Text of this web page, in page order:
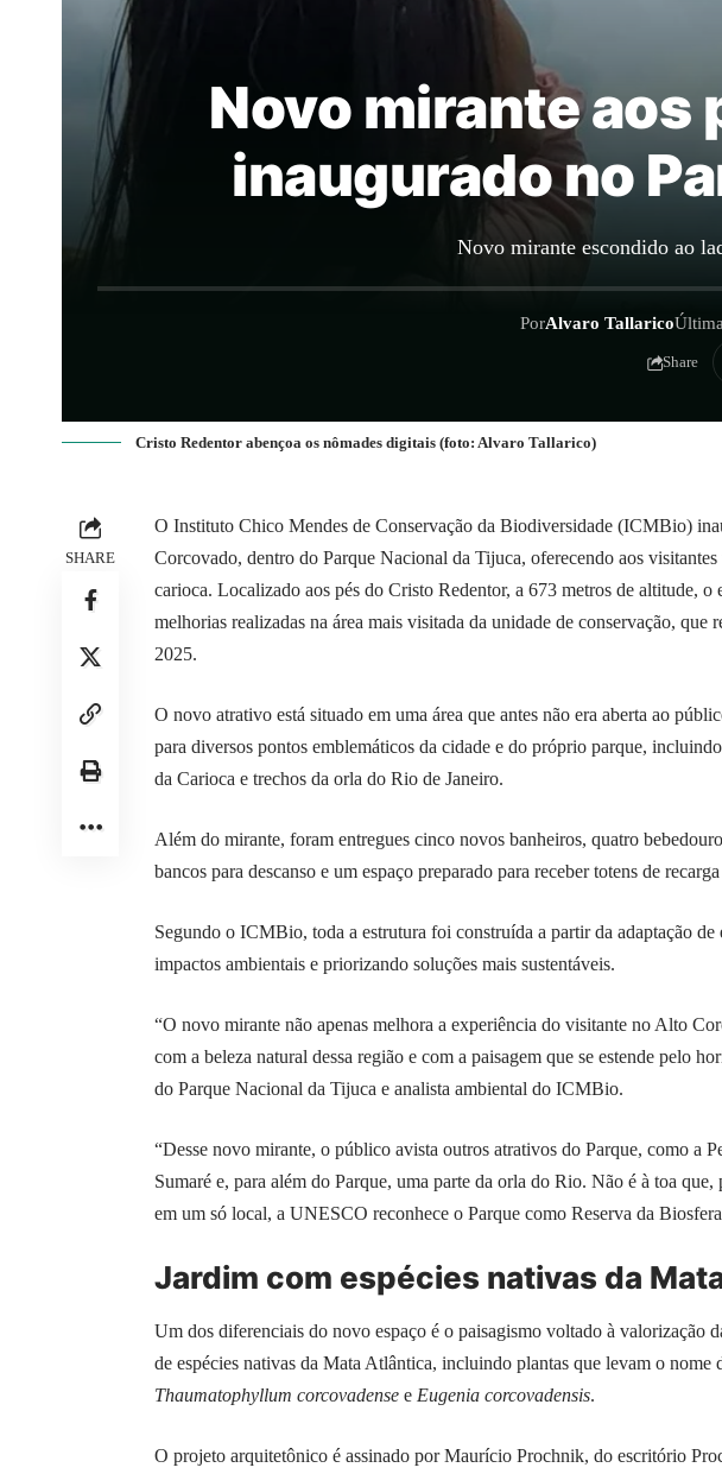
Novo mirante aos
inaugurado no
Novo mirante escondido ao
PorAlvaro Tallarico
Share
Cristo Redentor abençoa os nômades digitais (foto: Alvaro Tallarico)
SHARE
O Instituto Chico Mendes de Conservação da Biodiversidade (ICMBio)
Corcovado, dentro do Parque Nacional da Tijuca, oferecendo aos
carioca. Localizado aos pés do Cristo Redentor, a 673 metros de altitude, o
melhorias realizadas na área mais visitada da unidade de conservação, que
2025.
O novo atrativo está situado em uma área que antes não era aberta ao
para diversos pontos emblemáticos da cidade e do próprio parque,
da Carioca e trechos da orla do Rio de Janeiro.
Além do mirante, foram entregues cinco novos banheiros, quatro
bancos para descanso e um espaço preparado para receber totens de
Segundo o ICMBio, toda a estrutura foi construída a partir da adaptação
impactos ambientais e priorizando soluções mais sustentáveis.
“O novo mirante não apenas melhora a experiência do visitante no Alto
com a beleza natural dessa região e com a paisagem que se estende pelo
do Parque Nacional da Tijuca e analista ambiental do ICMBio.
“Desse novo mirante, o público avista outros atrativos do Parque, como a
Sumaré e, para além do Parque, uma parte da orla do Rio. Não é à toa que,
em um só local, a UNESCO reconhece o Parque como Reserva da
Jardim com espécies nativas da
Um dos diferenciais do novo espaço é o paisagismo voltado à valorização
de espécies nativas da Mata Atlântica, incluindo plantas que levam o nome
Thaumatophyllum corcovadense e Eugenia corcovadensis.
O projeto arquitetônico é assinado por Maurício Prochnik, do escritório